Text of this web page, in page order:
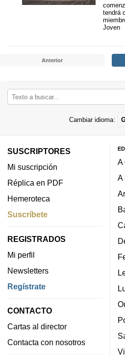
tendrá
Joven
Anterior
Cambiar idioma:
SUSCRIPTORES
Mi suscripción
Réplica en PDF
Hemeroteca
Suscríbete
REGISTRADOS
Mi perfil
Newsletters
Regístrate
CONTACTO
Cartas al director
Contacta con nosotros
A
A